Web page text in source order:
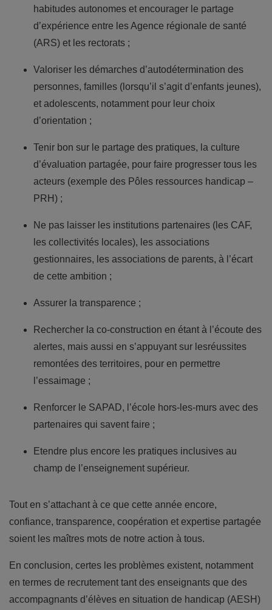
habitudes autonomes et encourager le partage
d’expérience entre les Agence régionale de santé
(ARS) et les rectorats ;
Valoriser les démarches d’autodétermination des
personnes, familles (lorsqu’il s’agit d’enfants jeunes),
et adolescents, notamment pour leur choix
d’orientation ;
Tenir bon sur le partage des pratiques, la culture
d’évaluation partagée, pour faire progresser tous les
acteurs (exemple des Pôles ressources handicap –
PRH) ;
Ne pas laisser les institutions partenaires (les CAF,
les collectivités locales), les associations
gestionnaires, les associations de parents, à l’écart
de cette ambition ;
Assurer la transparence ;
Rechercher la co-construction en étant à l’écoute des
alertes, mais aussi en s’appuyant sur lesréussites
remontées des territoires, pour en permettre
l’essaimage ;
Renforcer le SAPAD, l’école hors-les-murs avec des
partenaires qui savent faire ;
Etendre plus encore les pratiques inclusives au
champ de l’enseignement supérieur.
Tout en s’attachant à ce que cette année encore,
confiance, transparence, coopération et expertise partagée
soient les maîtres mots de notre action à tous.
En conclusion, certes les problèmes existent, notamment
en termes de recrutement tant des enseignants que des
accompagnants d’élèves en situation de handicap (AESH)